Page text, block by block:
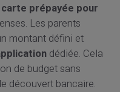
carte prépayée pour
Les parents
montant défini et
dédiée. Cela
de budget sans
découvert bancaire.